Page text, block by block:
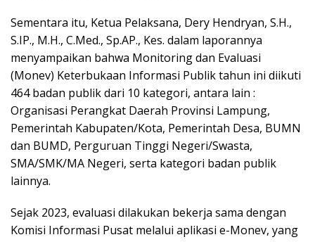
Sementara itu, Ketua Pelaksana, Dery Hendryan, S.H.,
S.IP., M.H., C.Med., Sp.AP., Kes. dalam laporannya
menyampaikan bahwa Monitoring dan Evaluasi
(Monev) Keterbukaan Informasi Publik tahun ini diikuti
464 badan publik dari 10 kategori, antara lain :
Organisasi Perangkat Daerah Provinsi Lampung,
Pemerintah Kabupaten/Kota, Pemerintah Desa, BUMN
dan BUMD, Perguruan Tinggi Negeri/Swasta,
SMA/SMK/MA Negeri, serta kategori badan publik
lainnya.
Sejak 2023, evaluasi dilakukan bekerja sama dengan
Komisi Informasi Pusat melalui aplikasi e-Monev, yang